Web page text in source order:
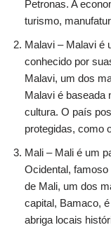
Petronas. A
turismo,
Malavi – Malavi é
conhecido por
Malavi, um dos
Malavi é baseada
cultura. O país
protegidas, como
Mali – Mali é um
Ocidental,
de Mali, um dos
capital, Bamaco,
abriga locais